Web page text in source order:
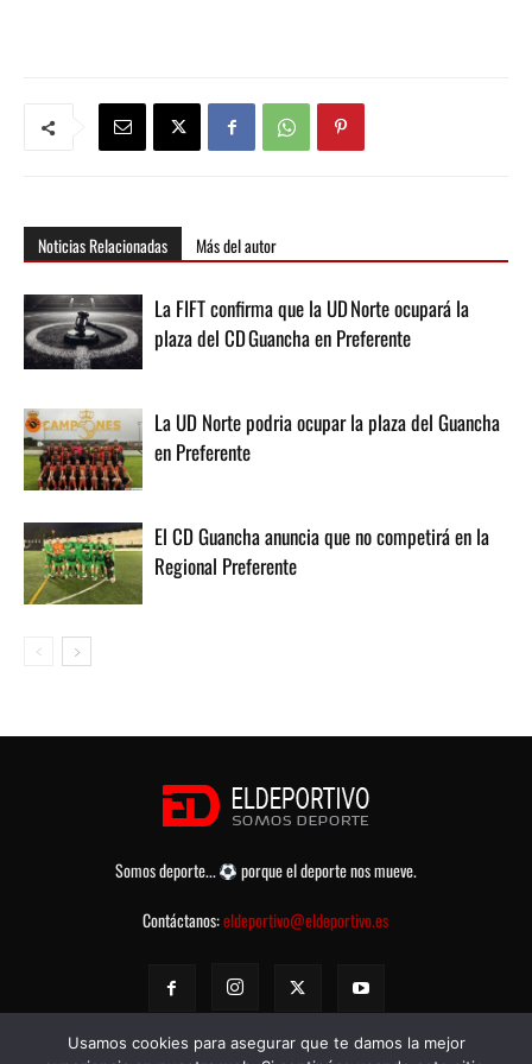
Noticias Relacionadas Más del autor
La FIFT confirma que la UD Norte ocupará la
plaza del CD Guancha en Preferente
La UD Norte podria ocupar la plaza del Guancha
en Preferente
El CD Guancha anuncia que no competirá en la
Regional Preferente
Somos deporte...
porque el deporte nos mueve.
Contáctanos:eldeportivo@eldeportivo.es
Usamos cookies para asegurar que te damos la mejor